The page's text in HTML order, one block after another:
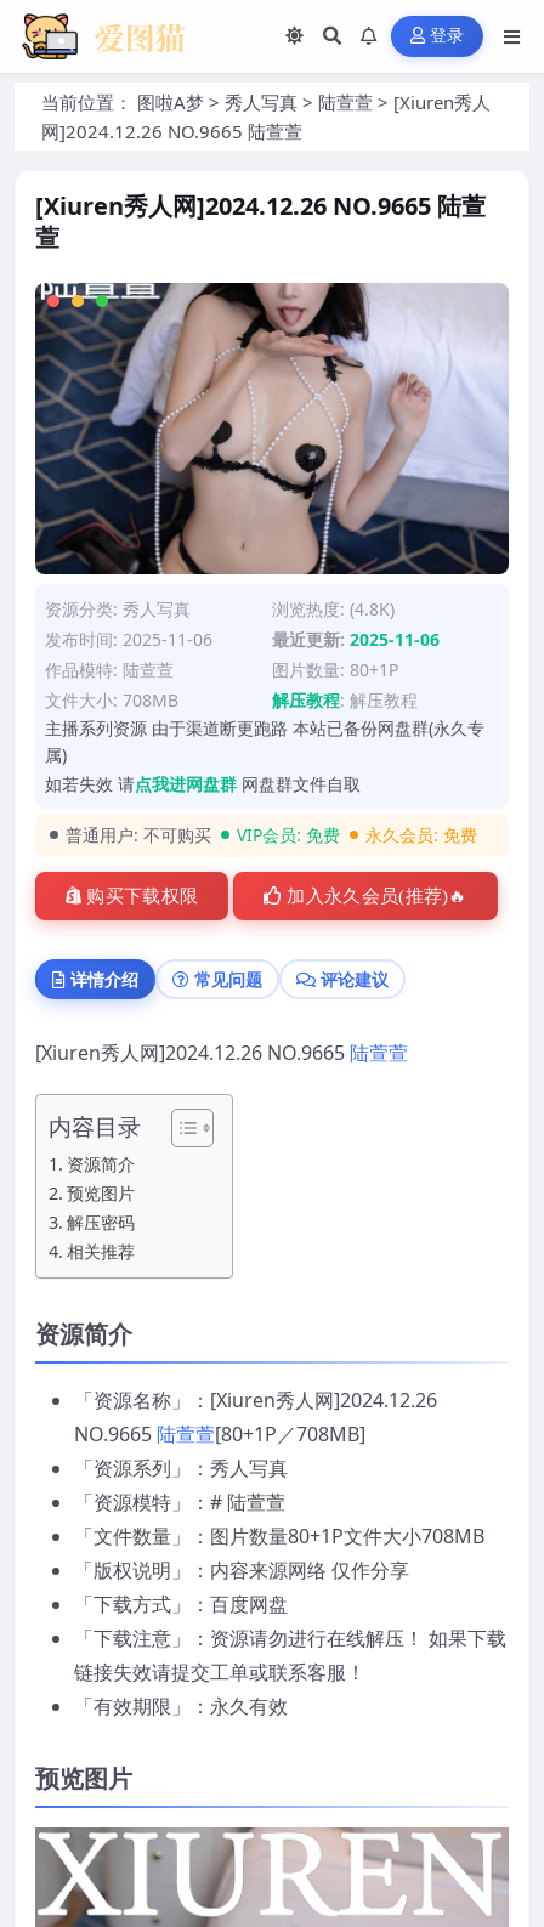
登录
当前位置： 图啦A梦 > 秀人写真 > 陆萱萱 > [Xiuren秀人
网]2024.12.26 NO.9665 陆萱萱
[Xiuren秀人网]2024.12.26 NO.9665 陆萱
萱
资源分类: 秀人写真
浏览热度: (4.8K)
发布时间: 2025-11-06
最近更新: 2025-11-06
作品模特: 陆萱萱
图片数量: 80+1P
文件大小: 708MB
解压教程: 解压教程
主播系列资源 由于渠道断更跑路 本站已备份网盘群(永久专
属)
如若失效 请点我进网盘群 网盘群文件自取
普通用户: 不可购买 VIP会员: 免费 永久会员: 免费
购买下载权限 加入永久会员(推荐)🔥
详情介绍 常见问题 评论建议
[Xiuren秀人网]2024.12.26 NO.9665 陆萱萱
内容目录
资源简介
预览图片
解压密码
相关推荐
资源简介
「资源名称」：[Xiuren秀人网]2024.12.26
NO.9665 陆萱萱[80+1P／708MB]
「资源系列」：秀人写真
「资源模特」：# 陆萱萱
「文件数量」：图片数量80+1P文件大小708MB
「版权说明」：内容来源网络 仅作分享
「下载方式」：百度网盘
「下载注意」：资源请勿进行在线解压！ 如果下载
链接失效请提交工单或联系客服！
「有效期限」：永久有效
预览图片